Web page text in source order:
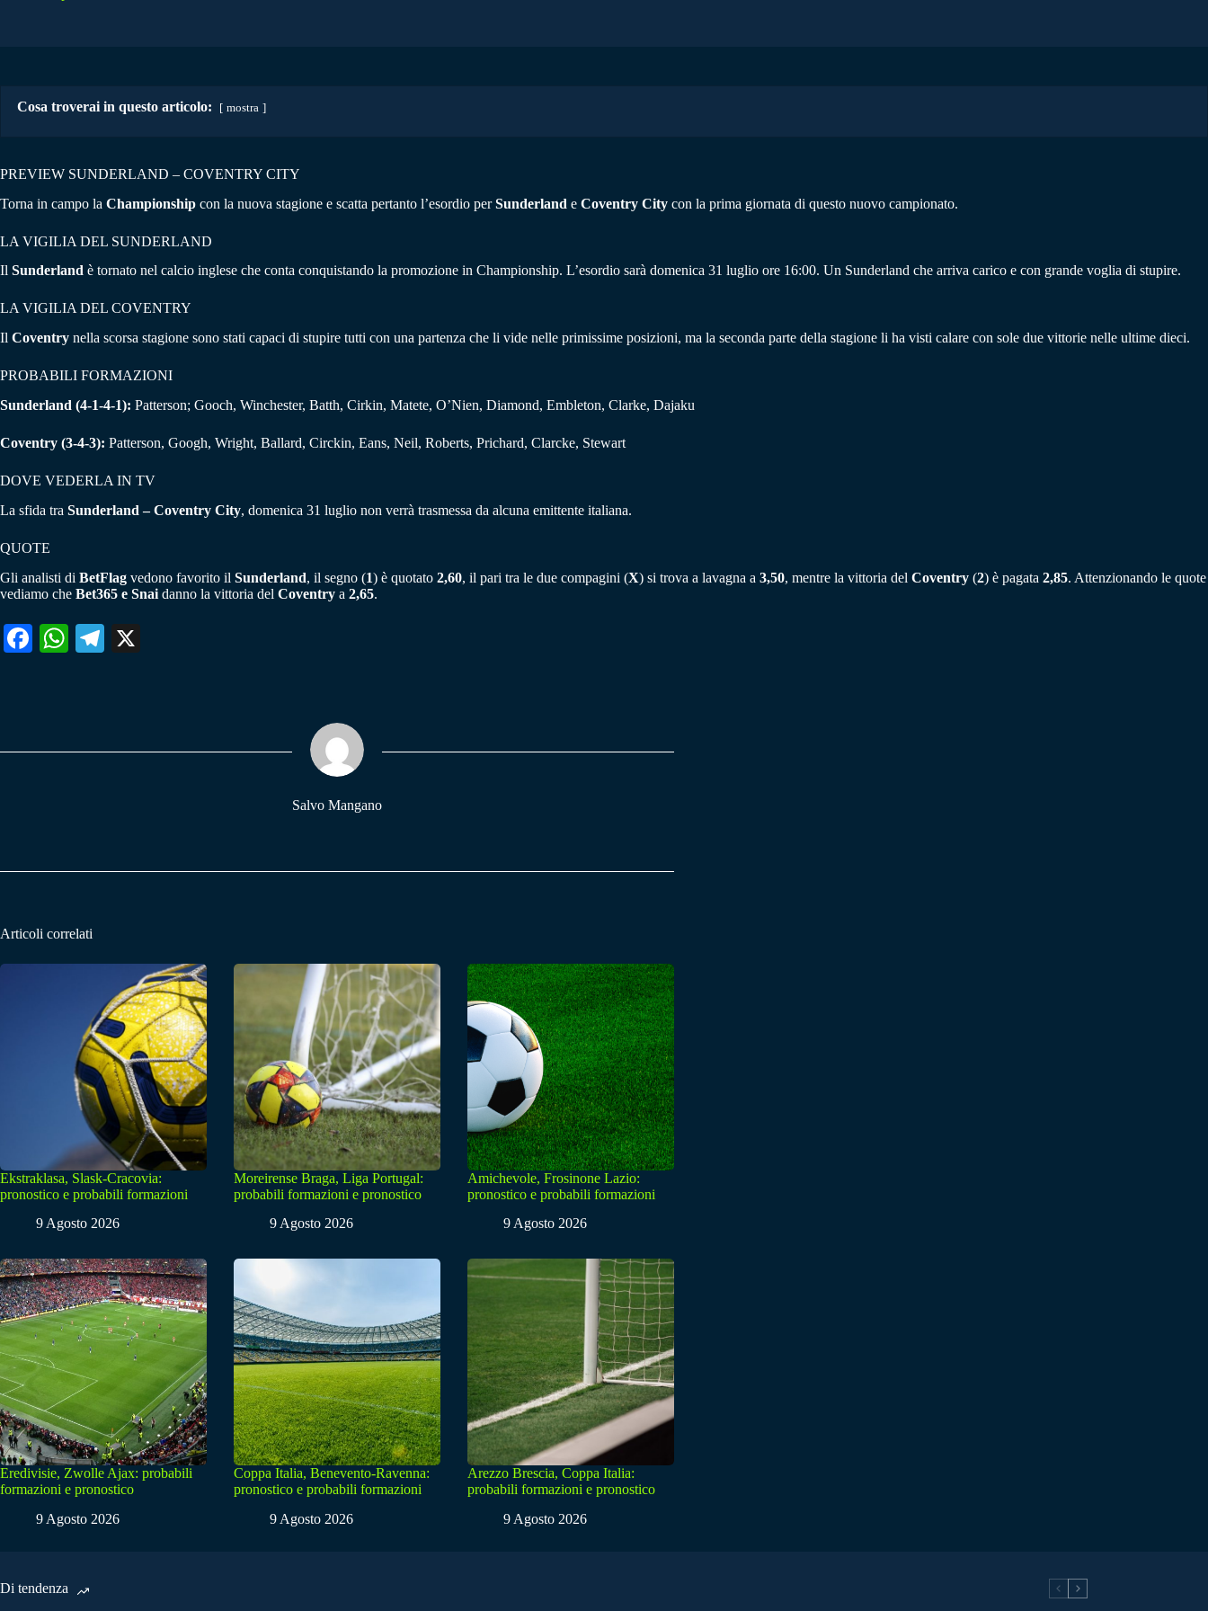
Cosa troverai in questo articolo: mostra
PREVIEW SUNDERLAND – COVENTRY CITY
Torna in campo la Championship con la nuova stagione e scatta pertanto l’esordio perSunderland e Coventry City con la prima giornata di questo nuovo campionato.
LA VIGILIA DEL SUNDERLAND
Il Sunderland è tornato nel calcio inglese che conta conquistando la promozione in Championship. L’esordio sarà domenica 31 luglio ore 16:00. Un Sunderland che arriva carico e con grande voglia di stupire.
LA VIGILIA DEL COVENTRY
Il Coventry nella scorsa stagione sono stati capaci di stupire tutti con una partenza che li vide nelle primissime posizioni, ma la seconda parte della stagione li ha visti calare con sole due vittorie nelle ultime dieci.
PROBABILI FORMAZIONI
Sunderland (4-1-4-1): Patterson; Gooch, Winchester, Batth, Cirkin, Matete, O’Nien, Diamond, Embleton, Clarke, Dajaku
Coventry (3-4-3): Patterson, Googh, Wright, Ballard, Circkin, Eans, Neil, Roberts, Prichard, Clarcke, Stewart
DOVE VEDERLA IN TV
La sfida tra Sunderland – Coventry City, domenica 31 luglio non verrà trasmessa da alcuna emittente italiana.
QUOTE
Gli analisti di BetFlag vedono favorito il Sunderland, il segno (1) è quotato 2,60, il pari tra le due compagini (X) si trova a lavagna a 3,50, mentre la vittoria del Coventry (2) è pagata 2,85. Attenzionando le quote
vediamo che Bet365 e Snai danno la vittoria del Coventry a 2,65.
Fa W
pp
Te
m
Salvo Mangano
Articoli correlati
Ekstraklasa, Slask-Cracovia:
pronostico e probabili formazioni
9 Agosto 2026
Moreirense Braga, Liga Portugal:
probabili formazioni e pronostico
9 Agosto 2026
Amichevole, Frosinone Lazio:
pronostico e probabili formazioni
9 Agosto 2026
Eredivisie, Zwolle Ajax: probabili
formazioni e pronostico
9 Agosto 2026
Coppa Italia, Benevento-Ravenna:
pronostico e probabili formazioni
9 Agosto 2026
Arezzo Brescia, Coppa Italia:
probabili formazioni e pronostico
9 Agosto 2026
Di tendenza